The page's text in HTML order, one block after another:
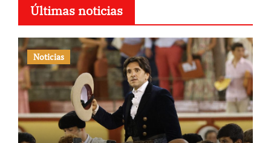
Últimas noticias
Noticias